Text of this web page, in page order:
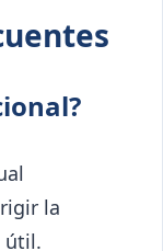
la
útil.